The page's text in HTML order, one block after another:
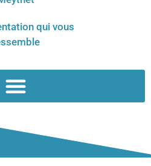
qui vous